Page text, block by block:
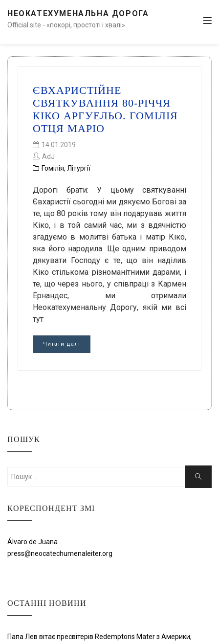
НЕОКАТЕХУМЕНАЛЬНА ДОРОГА
Official site - «покорі, простоті і хвалі»
ЄВХАРИСТІЙНЕ
СВЯТКУВАННЯ 80-РІЧЧЯ
КІКО АРГУЕЛЬО. ГОМІЛІЯ
ОТЦЯ МАРІО
14.01.2019
AdJ
Гомілія, Літургії
Дорогі брати: У цьому святкуванні
Євхаристії сьогодні ми дякуємо Богові за
те, що 80 років тому він подарував життя
Кіко, і в той самий час, ми з вдячністю
згадуємо в молитві батька і матір Кіко,
яка його народила. Ще одним приводом
дякувати Господу є те, що він наділив
Кіко стількома різноманітними дарами, і
те, що через нього, у співпраці з Кармен
Ернандес, ми отримали
Неокатехуменальну Дорогу, якій ми всі
тут
Читати далі
ПОШУК
Шукати:
Пошук
КОРЕСПОНДЕНТ ЗМІ
Álvaro de Juana
press@neocatechumenaleiter.org
ОСТАННІ НОВИНИ
Папа Лев вітає пресвітерів Redemptoris Mater з Америки,